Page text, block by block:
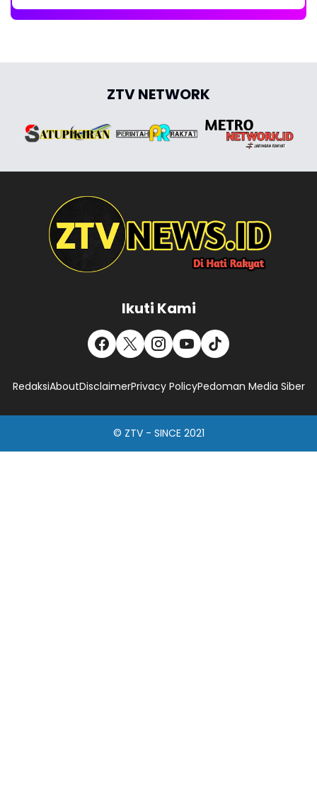
ZTV NETWORK
Ikuti Kami
RedaksiAboutDisclaimerPrivacy PolicyPedoman Media Siber
© ZTV - SINCE 2021